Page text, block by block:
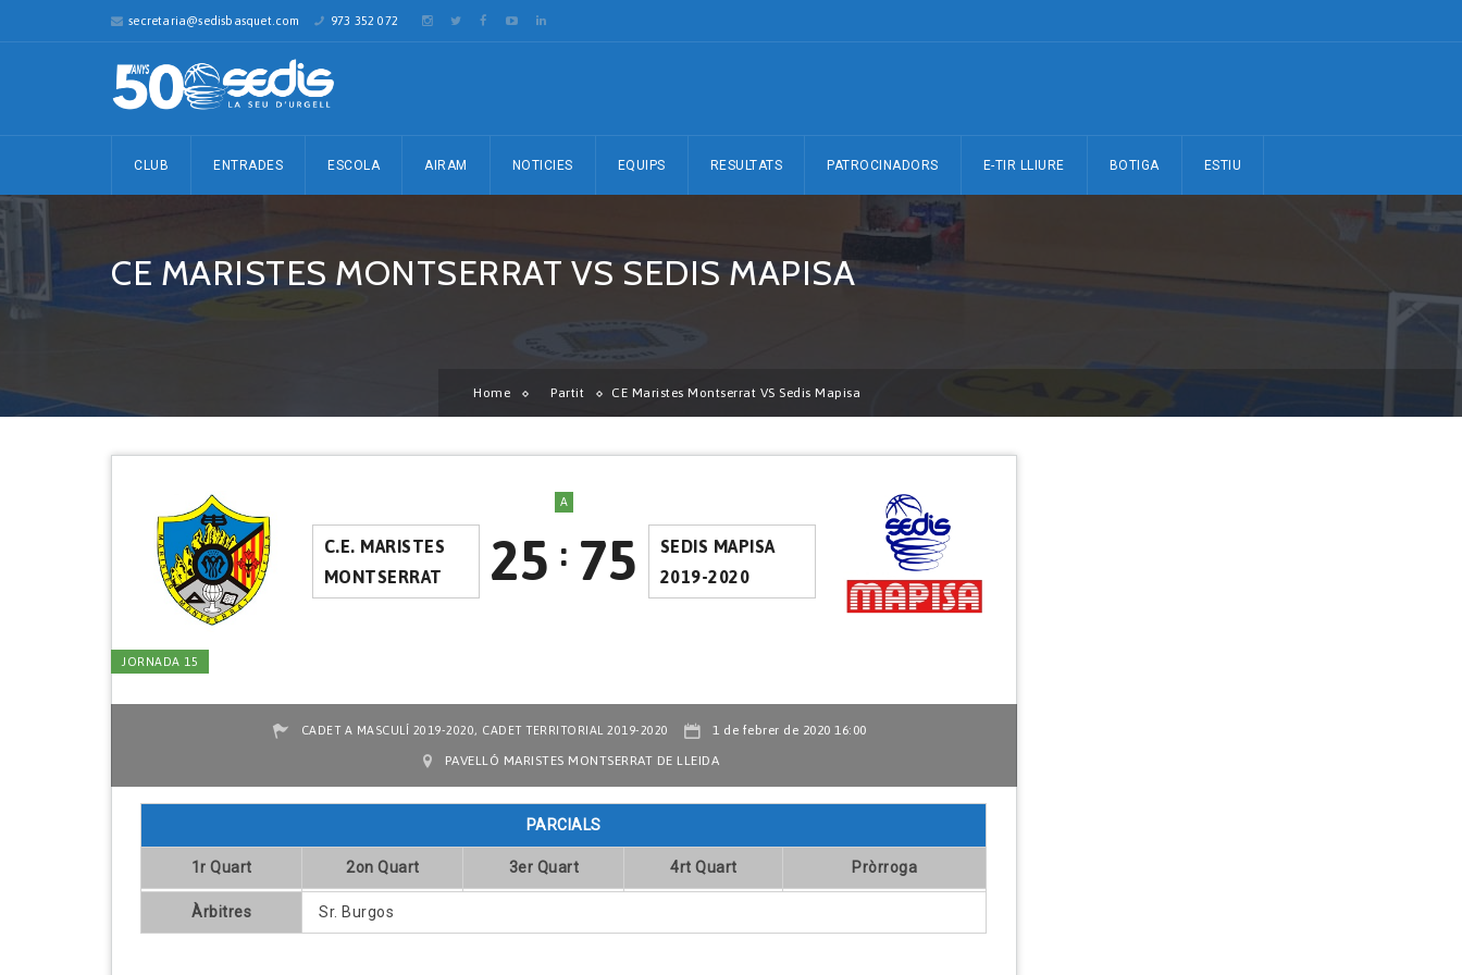
secretaria@sedisbasquet.com 973 352 072
CLUB ENTRADES ESCOLA AIRAM NOTICIES EQUIPS RESULTATS PATROCINADORS E-TIR LLIURE BOTIGA ESTIU
CE MARISTES MONTSERRAT VS SEDIS MAPISA
Home Partit CE Maristes Montserrat VS Sedis Mapisa
C.E. MARISTES
MONTSERRAT
A
25 : 75
SEDIS MAPISA
2019-2020
JORNADA 15
CADET A MASCULÍ 2019-2020, CADET TERRITORIAL 2019-2020
1 de febrer de 2020 16:00
PAVELLÓ MARISTES MONTSERRAT DE LLEIDA
PARCIALS
1r Quart 2on Quart 3er Quart 4rt Quart Pròrroga
Àrbitres Sr. Burgos